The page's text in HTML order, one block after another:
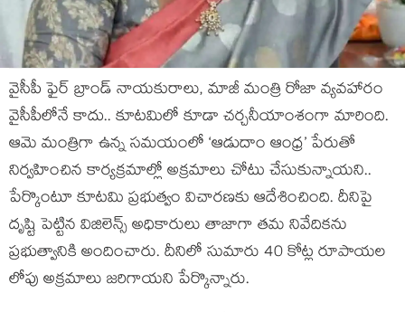
వైసీపీ ఫైర్ బ్రాండ్ నాయ‌కురాలు, మాజీ మంత్రి రోజా వ్య‌వ‌హారం
వైసీపీలోనే కాదు.. కూట‌మిలో కూడా చ‌ర్చనీయాంశంగా మారింది.
ఆమె మంత్రిగా ఉన్న స‌మ‌యంలో ‘ఆడుదాం ఆంధ్ర‌’ పేరుతో
నిర్వ‌హించిన కార్య‌క్ర‌మాల్లో అక్ర‌మాలు చోటు చేసుకున్నాయ‌ని..
పేర్కొంటూ కూట‌మి ప్ర‌భుత్వం విచార‌ణ‌కు ఆదేశించింది. దీనిపై
దృష్టి పెట్టిన విజిలెన్స్ అధికారులు తాజాగా త‌మ నివేదిక‌ను
ప్ర‌భుత్వానికి అందించారు. దీనిలో సుమారు 40 కోట్ల రూపాయ‌ల
లోపు అక్ర‌మాలు జ‌రిగాయ‌ని పేర్కొన్నారు.